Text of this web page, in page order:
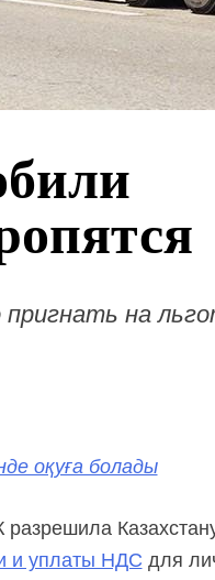
на
оқуға болады
и уплаты НДС для